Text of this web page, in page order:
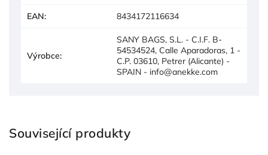
EAN: 8434172116634
Výrobce:
SANY BAGS, S.L. - C.I.F. B-
54534524, Calle Aparadoras, 1 -
C.P. 03610, Petrer (Alicante) -
SPAIN - info@anekke.com
Související produkty